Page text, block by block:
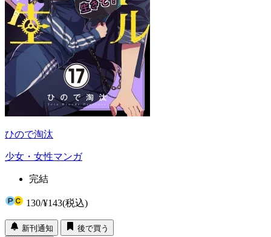
ひので淘汰
少女・女性マンガ
完結
130/¥143(税込)
新刊通知
後で買う